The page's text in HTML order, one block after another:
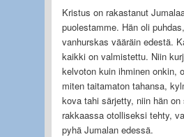
Kristus on rakastanut
puolestamme. Hän oli
vanhurskas vääräin edestä.
kaikki on valmistettu. Niin
kelvoton kuin ihminen onkin,
miten taitamaton tahansa,
kova tahi särjetty, niin hän
rakkaassa otolliseksi tehty,
pyhä Jumalan edessä.